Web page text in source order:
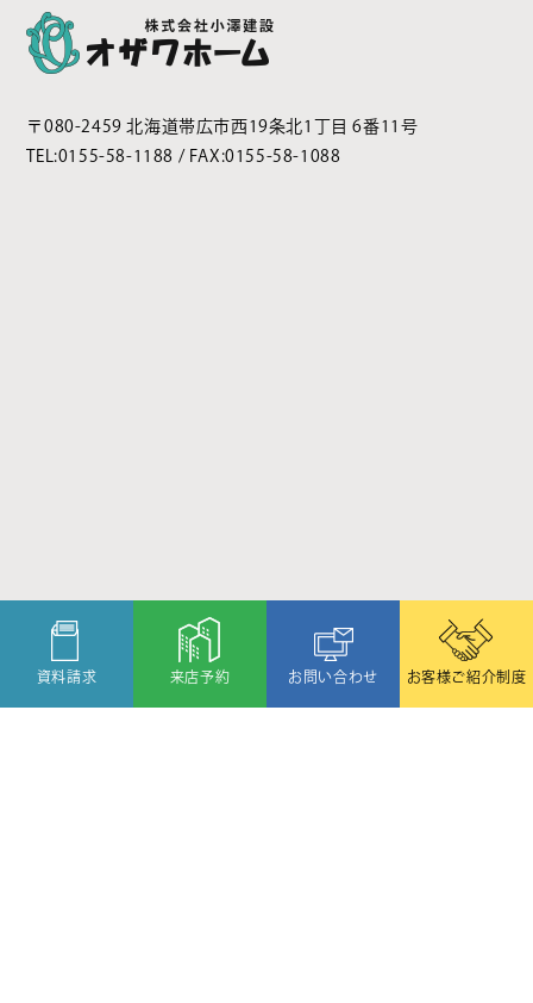
資料請求 来店予約 お問い合わせ お客様ご紹介制度
〒080-2459 北海道帯広市西19条北1丁目 6番11号
TEL:0155-58-1188 / FAX:0155-58-1088